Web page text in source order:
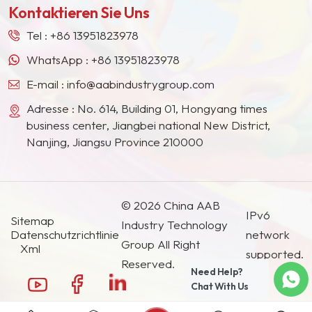
Anwendung in Farben
und Lacken, Haushalts-
Körperpflegeprodukten,
Textilien und Tinten, im
Materialschutz und
Gesundheitswesen.
Südostasien, Japan, Südkorea und anderen
Ländern und Regionen geworden.
Kontaktieren Sie Uns
Tel : +86 13951823978
WhatsApp : +86 13951823978
E-mail : info@aabindustrygroup.com
Adresse : No. 614, Building 01, Hongyang times
business center, Jiangbei national New District,
Nanjing, Jiangsu Province 210000
Sitemap
Datenschutzrichtlinie
Xml
© 2026 China AAB
Industry Technology
Group All Right
Reserved.
IPv6
network
supported.
Need Help?
Chat With Us